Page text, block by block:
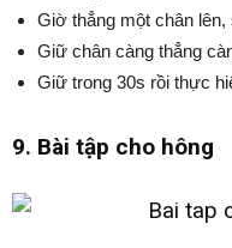
Giờ thẳng một chân lên,
Giữ chân càng thẳng
Giữ trong 30s rồi thực
9. Bài tập cho hông